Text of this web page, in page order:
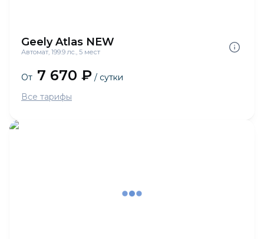
Geely Atlas NEW
Автомат, 199.9 лс., 5 мест
От 7 670 ₽ / сутки
Все тарифы